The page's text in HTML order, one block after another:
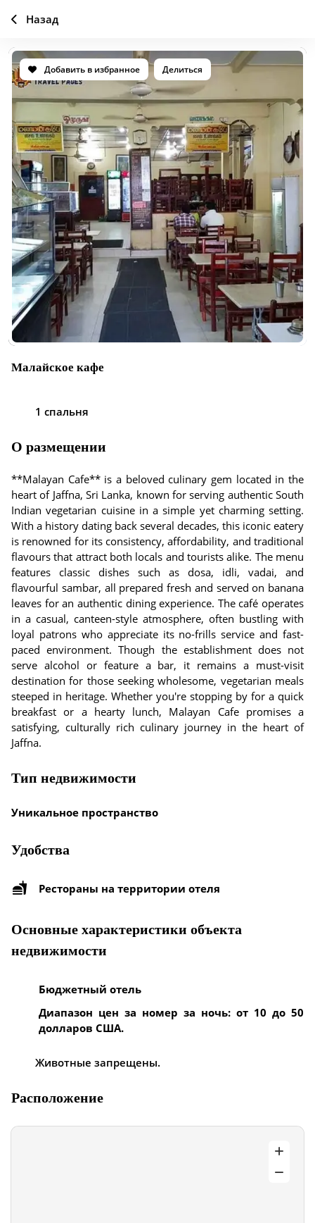
Добавить в избранное Делиться
Малайское кафе
1 спальня
О размещении
**Malayan Cafe** is a beloved culinary gem located in the
heart of Jaffna, Sri Lanka, known for serving authentic South
Indian vegetarian cuisine in a simple yet charming setting.
With a history dating back several decades, this iconic eatery
is renowned for its consistency, affordability, and traditional
flavours that attract both locals and tourists alike. The menu
features classic dishes such as dosa, idli, vadai, and
flavourful sambar, all prepared fresh and served on banana
leaves for an authentic dining experience. The café operates
in a casual, canteen-style atmosphere, often bustling with
loyal patrons who appreciate its no-frills service and fast-
paced environment. Though the establishment does not
serve alcohol or feature a bar, it remains a must-visit
destination for those seeking wholesome, vegetarian meals
steeped in heritage. Whether you're stopping by for a quick
breakfast or a hearty lunch, Malayan Cafe promises a
satisfying, culturally rich culinary journey in the heart of
Jaffna.
Тип недвижимости
Уникальное пространство
Удобства
Рестораны на территории отеля
Основные характеристики объекта
недвижимости
Бюджетный отель
Диапазон цен за номер за ночь: от 10 до 50
долларов США.
Животные запрещены.
Расположение
Назад